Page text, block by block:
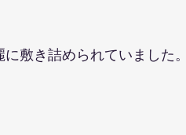
敷き詰められていました。